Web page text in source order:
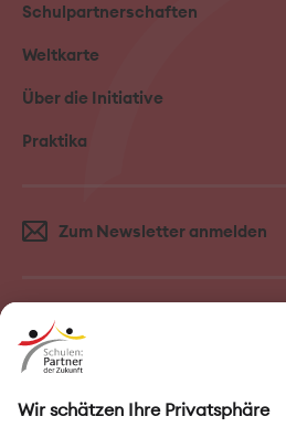
Schulpartnerschaften
Weltkarte
Über die Initiative
Praktika
Zum Newsletter anmelden
FAQ–Häufige Fragen Kontakt